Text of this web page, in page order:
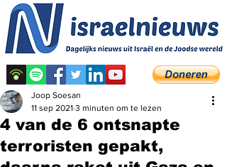
4 van de 6 ontsnapte
terroristen gepakt,
Joop Soesan
11 sep 2021 3 minuten om te lezen